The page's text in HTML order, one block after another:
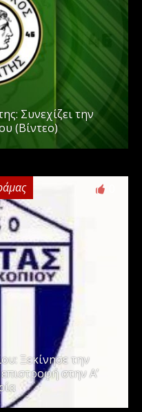
Συνεχίζει την
(Βίντεο)
Ξεκίνησε την
στην Α’